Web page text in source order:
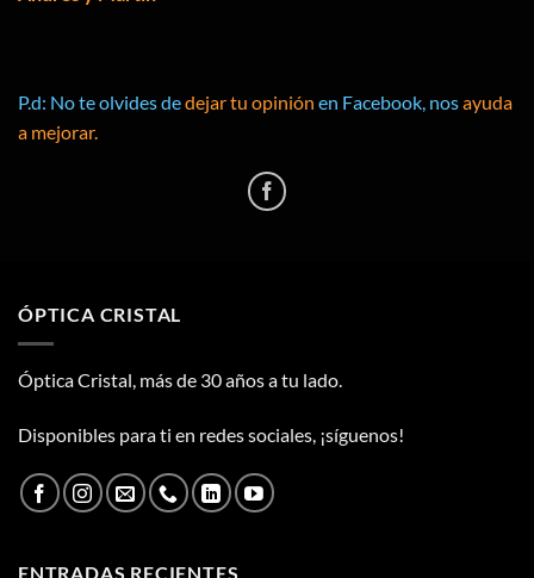
P.d: No te olvides dedejar tu opinión en Facebook, nosayuda
a mejorar.
ÓPTICA CRISTAL
Óptica Cristal, más de 30 años a tu lado.
Disponibles para ti en redes sociales, ¡síguenos!
ENTRADAS RECIENTES